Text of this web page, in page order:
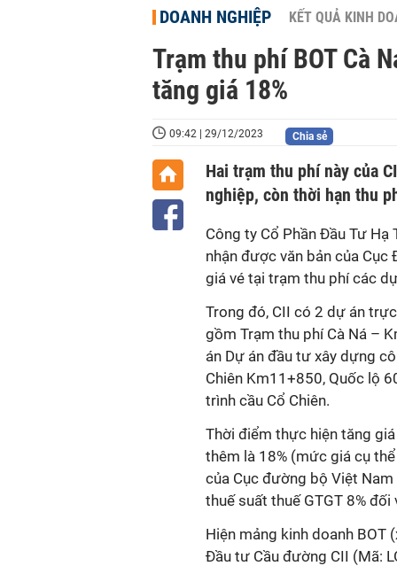
DOANH NGHIỆP KẾT QUẢ KINH
Trạm thu phí BOT Cà
tăng giá 18%
09:42 | 29/12/2023 Chia sẻ
Hai trạm thu phí này của
nghiệp, còn thời hạn thu
Công ty Cổ Phần Đầu Tư
nhận được văn bản của
giá vé tại trạm thu phí các
Trong đó, CII có 2 dự án
gồm Trạm thu phí Cà Ná –
án Dự án đầu tư xây dựng
Chiên Km11+850, Quốc lộ
trình cầu Cổ Chiên.
Thời điểm thực hiện tăng
thêm là 18% (mức giá cụ
của Cục đường bộ Việt
thuế suất thuế GTGT 8%
Hiện mảng kinh doanh BOT
Đầu tư Cầu đường CII (Mã: